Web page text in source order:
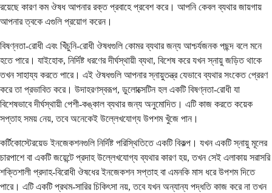
রয়েছে কারণ কম ঔষধ আপনার রক্ত ​​প্রবাহে প্রবেশ করে। আপনি কেবল ব্যথার জায়গায়
আপনার ত্বকে এগুলি প্রয়োগ করেন।
বিষণ্নতা-রোধী এবং খিঁচুনি-রোধী ঔষধগুলি কোমর ব্যথার জন্য আশ্চর্যজনক পছন্দ বলে মনে
হতে পারে। যাইহোক, নির্দিষ্ট ধরণের দীর্ঘস্থায়ী ব্যথা, বিশেষ করে যখন স্নায়ু জড়িত থাকে
তখন সাহায্য করতে পারে। এই ঔষধগুলি আপনার স্নায়ুতন্ত্র যেভাবে ব্যথার সংকেত প্রেরণ
করে তা প্রভাবিত করে। উদাহরণস্বরূপ, ডুলোক্সেটিন হল একটি বিষণ্নতা-রোধী যা
বিশেষভাবে দীর্ঘস্থায়ী পেশী-কঙ্কাল ব্যথার জন্য অনুমোদিত। এটি কাজ করতে কয়েক
সপ্তাহ সময় নেয়, তবে অনেকেই উল্লেখযোগ্য উপশম খুঁজে পান।
কর্টিকোস্টেরয়েড ইনজেকশনগুলি নির্দিষ্ট পরিস্থিতিতে একটি বিকল্প। যখন একটি স্নায়ু মূলের
চারপাশে বা একটি জয়েন্টে প্রদাহ উল্লেখযোগ্য ব্যথার কারণ হয়, তখন সেই এলাকায় সরাসরি
শক্তিশালী প্রদাহ-বিরোধী ঔষধের ইনজেকশন সপ্তাহ বা এমনকি মাস ধরে উপশম দিতে
পারে। এটি একটি প্রথম-সারির চিকিৎসা নয়, তবে যখন অন্যান্য পদ্ধতি কাজ করে না তখন